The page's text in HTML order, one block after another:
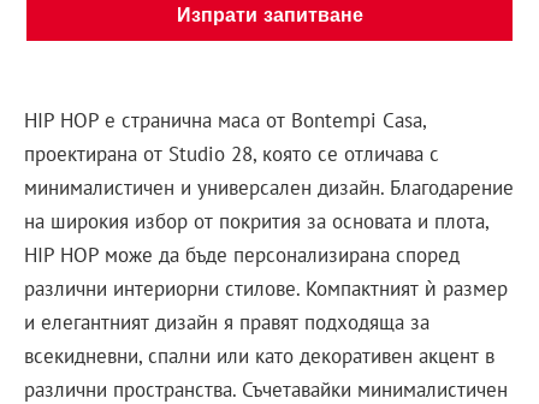
Изпрати запитване
HIP HOP е странична маса от Bontempi Casa,
проектирана от Studio 28, която се отличава с
минималистичен и универсален дизайн. Благодарение
на широкия избор от покрития за основата и плота,
HIP HOP може да бъде персонализирана според
различни интериорни стилове. Компактният ѝ размер
и елегантният дизайн я правят подходяща за
всекидневни, спални или като декоративен акцент в
различни пространства. Съчетавайки минималистичен